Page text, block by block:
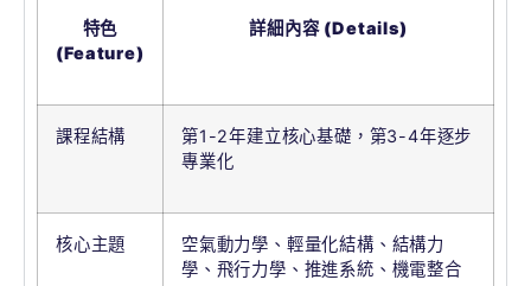
特色
(Feature)
詳細內容 (Details)
課程結構
第1-2年建立核心基礎，第3-4年逐步
專業化
核心主題
空氣動力學、輕量化結構、結構力
學、飛行力學、推進系統、機電整合